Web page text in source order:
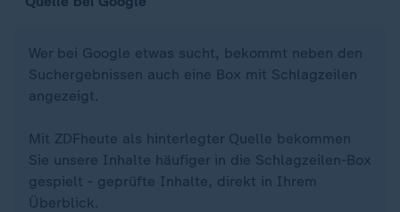
Wer bei Google etwas sucht, bekommt neben den
Suchergebnissen auch eine Box mit Schlagzeilen
angezeigt.
Mit ZDFheute als hinterlegter Quelle bekommen
Sie unsere Inhalte häufiger in die Schlagzeilen-Box
gespielt - geprüfte Inhalte, direkt in Ihrem
Überblick.